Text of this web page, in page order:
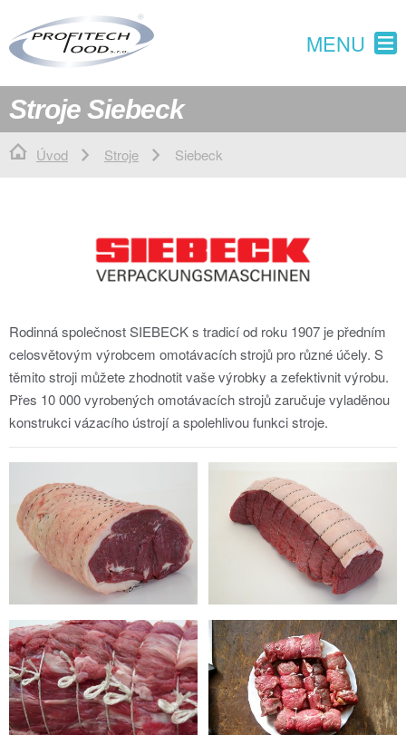
Stroje Siebeck
Úvod Stroje Siebeck
Rodinná společnost SIEBECK s tradicí od roku 1907 je předním
celosvětovým výrobcem omotávacích strojů pro různé účely. S
těmito stroji můžete zhodnotit vaše výrobky a zefektivnit výrobu.
Přes 10 000 vyrobených omotávacích strojů zaručuje vyladěnou
konstrukci vázacího ústrojí a spolehlivou funkci stroje.
MENU